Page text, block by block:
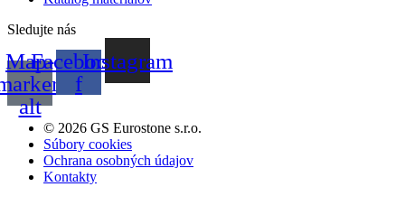
Sledujte nás
Map-
alt
Facebook-
f
Instagram
© 2026 GS Eurostone s.r.o.
Súbory cookies​
Ochrana osobných údajov
Kontakty